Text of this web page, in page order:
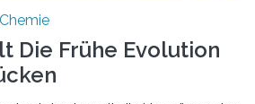
Die Frühe Evolution